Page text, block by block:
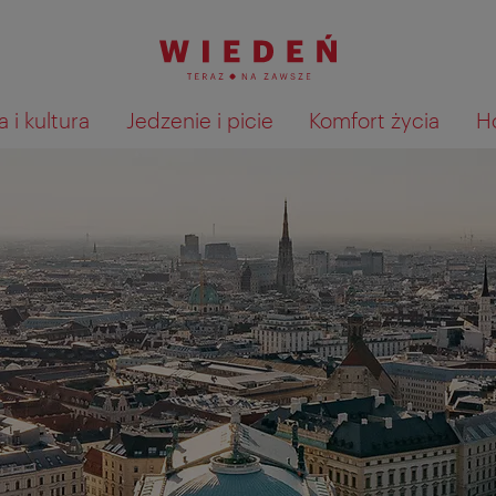
i kultura Jedzenie i picie Komfort życia